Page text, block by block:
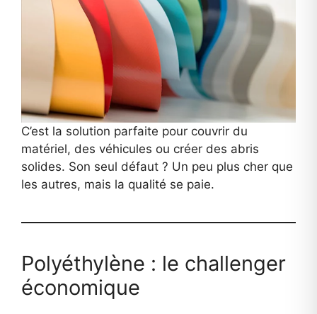
C’est la solution parfaite pour couvrir du
matériel, des véhicules ou créer des abris
solides. Son seul défaut ? Un peu plus cher que
les autres, mais la qualité se paie.
Polyéthylène : le challenger
économique